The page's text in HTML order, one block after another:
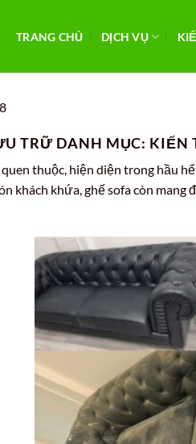
TRANG CHỦ DỊCH VỤ
TRỮ DANH MỤC: KIẾN
thuộc, hiện diện trong hầu
khách khứa, ghế sofa còn